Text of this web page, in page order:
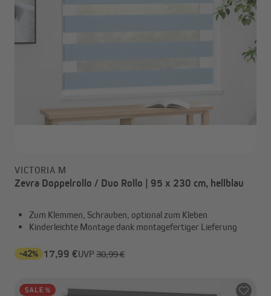
VICTORIA M
Zevra Doppelrollo / Duo Rollo | 95 x 230 cm, hellblau
Zum Klemmen, Schrauben, optional zum Kleben
Kinderleichte Montage dank montagefertiger Lieferung
-42% 17,99 €UVP 30,99 €